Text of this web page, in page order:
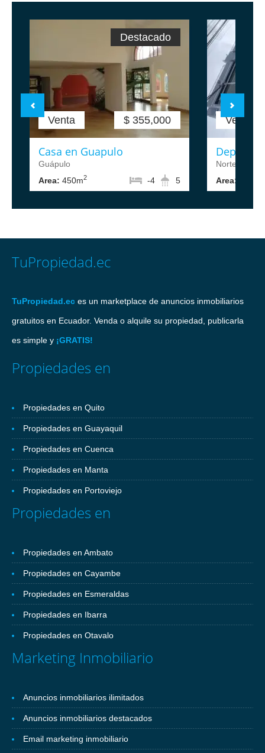
Venta $ 355,000
Destacado
Casa en Guapulo
Guápulo
Area: 450m2 5
-4
Venta
Norte de
Area:
TuPropiedad.ec
TuPropiedad.ec es un marketplace de anuncios inmobiliarios
gratuitos en Ecuador. Venda o alquile su propiedad, publicarla
es simple y ¡GRATIS!
Propiedades en
Propiedades en Quito
Propiedades en Guayaquil
Propiedades en Cuenca
Propiedades en Manta
Propiedades en Portoviejo
Propiedades en
Propiedades en Ambato
Propiedades en Cayambe
Propiedades en Esmeraldas
Propiedades en Ibarra
Propiedades en Otavalo
Marketing Inmobiliario
Anuncios inmobiliarios ilimitados
Anuncios inmobiliarios destacados
Email marketing inmobiliario